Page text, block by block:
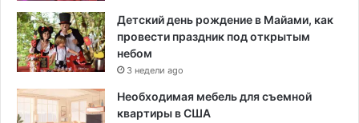
Детский день рождение в Майами, как
провести праздник под открытым
небом
3 недели ago
Необходимая мебель для съемной
квартиры в США